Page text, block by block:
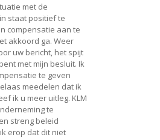
met de
staat positief te
compensatie aan te
akkoord ga. Weer
uw bericht, het spijt
met mijn besluit. Ik
te geven
meedelen dat ik
ik u meer uitleg. KLM
te
streng beleid
erop dat dit niet